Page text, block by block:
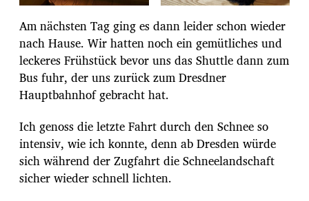
Am nächsten Tag ging es dann leider schon wieder
nach Hause. Wir hatten noch ein gemütliches und
leckeres Frühstück bevor uns das Shuttle dann zum
Bus fuhr, der uns zurück zum Dresdner
Hauptbahnhof gebracht hat.
Ich genoss die letzte Fahrt durch den Schnee so
intensiv, wie ich konnte, denn ab Dresden würde
sich während der Zugfahrt die Schneelandschaft
sicher wieder schnell lichten.